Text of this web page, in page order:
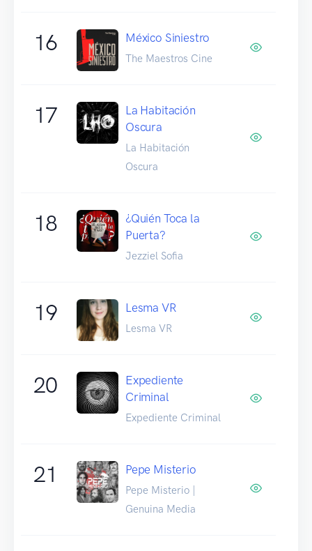
16 México Siniestro
The Maestros Cine
17
La Habitación
Oscura
La Habitación
Oscura
18
¿Quién Toca la
Puerta?
Jezziel Sofia
19 Lesma VR
Lesma VR
20
Expediente
Criminal
Expediente Criminal
21 Pepe Misterio
Pepe Misterio |
Genuina Media